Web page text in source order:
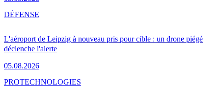
L'aéroport de Leipzig à nouveau pris pour cible : un drone piégé
déclenche l'alerte
05.08.2026
DÉFENSE
PROTECHNOLOGIES